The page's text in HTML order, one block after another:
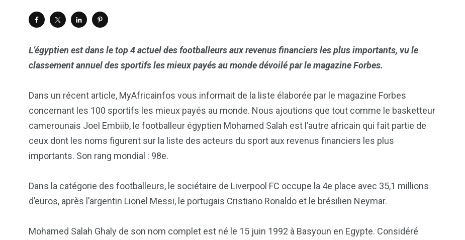
L’égyptien est dans le top 4 actuel des footballeurs aux revenus financiers les plus importants, vu le
classement annuel des sportifs les mieux payés au monde dévoilé par le magazine Forbes.
Dans un récent article, MyAfricainfos vous informait de la liste élaborée par le magazine Forbes
concernant les 100 sportifs les mieux payés au monde. Nous ajoutions que tout comme le basketteur
camerounais Joel Embiib, le footballeur égyptien Mohamed Salah est l’autre africain qui fait partie de
ceux dont les noms figurent sur la liste des acteurs du sport aux revenus financiers les plus
importants. Son rang mondial : 98e.
Dans la catégorie des footballeurs, le sociétaire de Liverpool FC occupe la 4e place avec 35,1 millions
d’euros, après l’argentin Lionel Messi, le portugais Cristiano Ronaldo et le brésilien Neymar.
Mohamed Salah Ghaly de son nom complet est né le 15 juin 1992 à Basyoun en Egypte. Considéré